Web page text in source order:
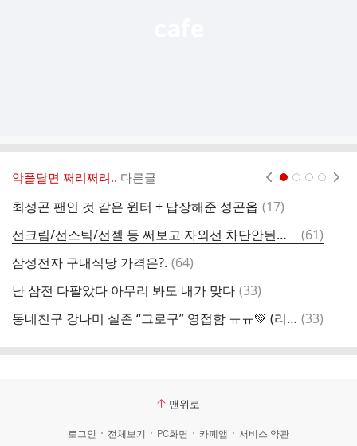
악플달면 쩌리쩌려.. 다른글
최성곤 팬인 것 같은 윈터 + 답장해준 성곤옵 댓
(17)
선크림/선스틱/선젤 등 써보고 자외선 차단안된다고 느낀 /잘된다고 느낀 제품 말해보는 달글 여시에 구달 차단안되는것 같다는 말 많아서
댓
글
(61)
삼성전자 구내식당 가격은?. 댓
(64)
난 삼전 다팔았다 아무리 봐도 내가 맞다 댓
(33)
동네친구 강나미 실존 “그로구” 영접함 ㅠㅠ💚 (리뷰 & 인터뷰) 댓
(33)
맨위로
로그인 전체보기 PC화면 카페앱 서비스 약관